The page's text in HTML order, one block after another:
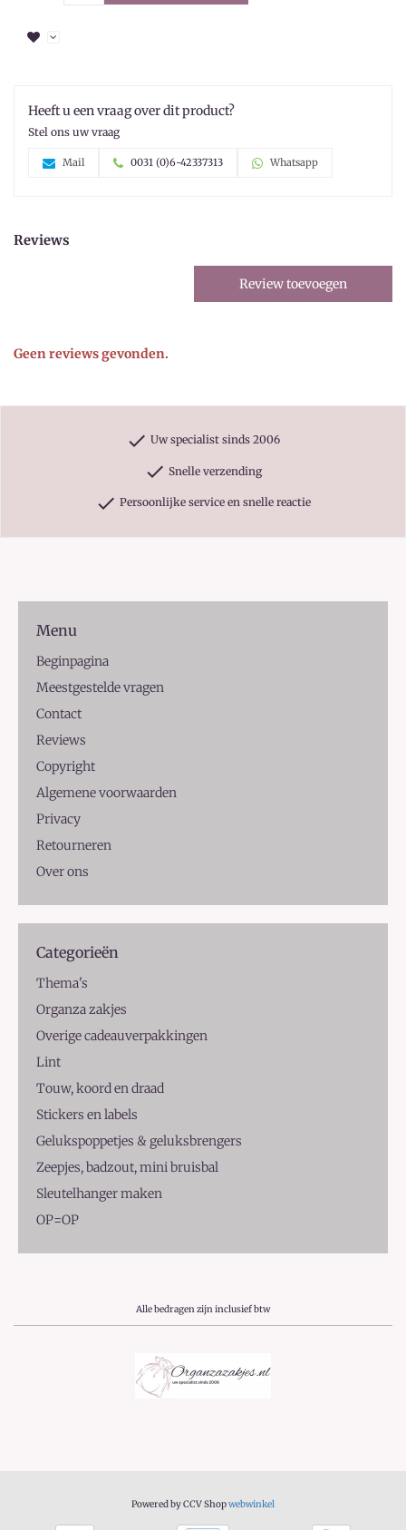
Heeft u een vraag over dit product?
Stel ons uw vraag
Mail 0031 (0)6-42337313 Whatsapp
Reviews
Review toevoegen
Geen reviews gevonden.
check Uw specialist sinds 2006
check Snelle verzending
check Persoonlijke service en snelle reactie
Menu
Beginpagina
Meestgestelde vragen
Contact
Reviews
Copyright
Algemene voorwaarden
Privacy
Retourneren
Over ons
Categorieën
Thema's
Organza zakjes
Overige cadeauverpakkingen
Lint
Touw, koord en draad
Stickers en labels
Gelukspoppetjes & geluksbrengers
Zeepjes, badzout, mini bruisbal
Sleutelhanger maken
OP=OP
Alle bedragen zijn inclusief btw
Powered by CCV Shopwebwinkel